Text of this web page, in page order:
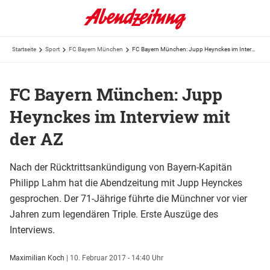
Startseite Sport FC Bayern München FC Bayern München: Jupp Heynckes im Interview mit der AZ
FC Bayern München: Jupp
Heynckes im Interview mit
der AZ
Nach der Rücktrittsankündigung von Bayern-Kapitän
Philipp Lahm hat die Abendzeitung mit Jupp Heynckes
gesprochen. Der 71-Jährige führte die Münchner vor vier
Jahren zum legendären Triple. Erste Auszüge des
Interviews.
Maximilian Koch | 10. Februar 2017 - 14:40 Uhr